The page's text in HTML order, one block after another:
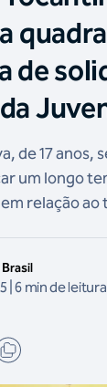
de
de 17 anos,
um longo
relação
| 6 min de leitura